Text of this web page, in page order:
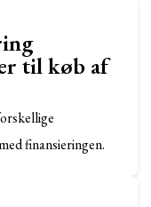
til køb af
finansieringen.